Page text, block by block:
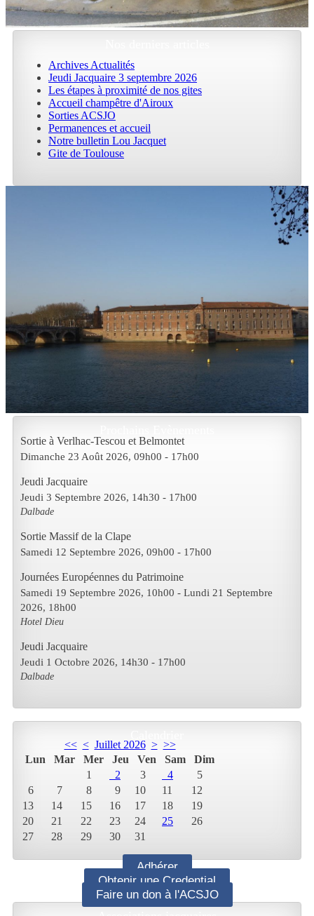
Archives Actualités
Jeudi Jacquaire 3 septembre 2026
Les étapes à proximité de nos gites
Accueil champêtre d'Airoux
Sorties ACSJO
Permanences et accueil
Notre bulletin Lou Jacquet
Gite de Toulouse
Sortie à Verlhac-Tescou et Belmontet
Dimanche 23 Août 2026, 09h00 - 17h00
Jeudi Jacquaire
Jeudi 3 Septembre 2026, 14h30 - 17h00
Dalbade
Sortie Massif de la Clape
Samedi 12 Septembre 2026, 09h00 - 17h00
Journées Européennes du Patrimoine
Samedi 19 Septembre 2026, 10h00 - Lundi 21 Septembre
2026, 18h00
Hotel Dieu
Jeudi Jacquaire
Jeudi 1 Octobre 2026, 14h30 - 17h00
Dalbade
<< < Juillet 2026 > >>
Lun
Mar Mer Jeu Ven Sam
Dim
1
2 3 4
5
6
7 8 9 10 11
12
13
14 15 16 17 18
19
20
21 22 23 24 25
26
27
28 29 30 31
Adhérer
Obtenir une Credential
Faire un don à l'ACSJO